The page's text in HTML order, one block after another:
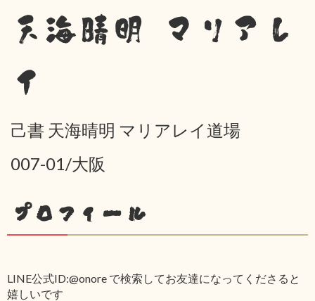
天海晴明 マリアレ
イ
己書 天海晴明 マリアレイ道場
007-01/大阪
プロフィール
LINE公式ID:@onore で検索してお友達になってくださると
嬉しいです